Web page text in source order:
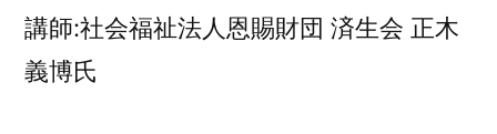
講師:社会福祉法人恩賜財団 済生会 正木
義博氏